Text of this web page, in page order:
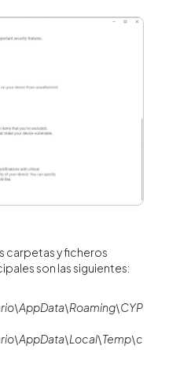
carpetas y ficheros
son las siguientes: